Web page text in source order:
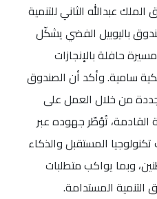
عبدالله الثاني للتنمية
باليوبيل الفضي يشكّل
حافلة بالإنجازات
سامية. وأكد أن الصندوق
من خلال العمل على
القادمة، تُؤطّر جهوده عبر
المستقبل والذكاء
وبما يواكب متطلبات
المستدامة.